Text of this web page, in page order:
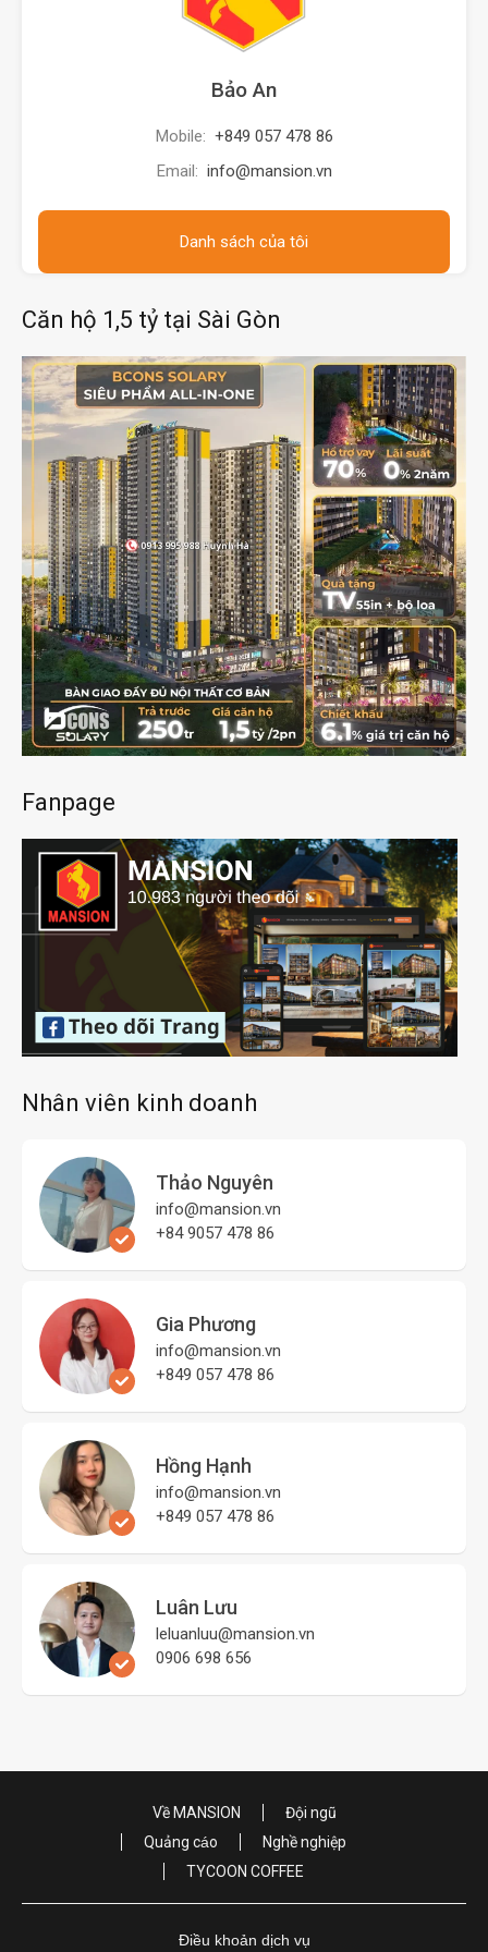
Bảo An
Mobile: +849 057 478 86
Email: info@mansion.vn
Danh sách của tôi
Căn hộ 1,5 tỷ tại Sài Gòn
Fanpage
Nhân viên kinh doanh
Thảo Nguyên
info@mansion.vn
+84 9057 478 86
Gia Phương
info@mansion.vn
+849 057 478 86
Hồng Hạnh
info@mansion.vn
+849 057 478 86
Luân Lưu
leluanluu@mansion.vn
0906 698 656
Về MANSION
Đội ngũ
Quảng cáo
Nghề nghiệp
TYCOON COFFEE
Điều khoản dịch vụ